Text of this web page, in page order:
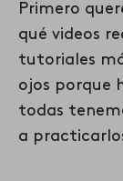
Primero
qué videos
tutoriales
ojos porque
todas
a